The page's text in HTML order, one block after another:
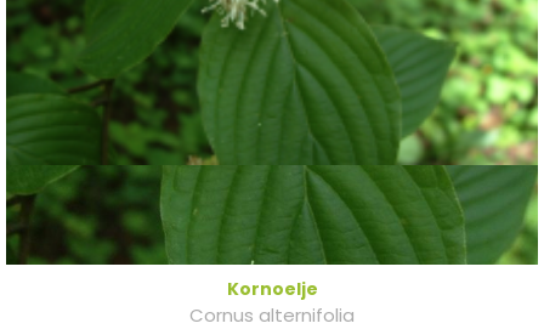
Kornoelje
Cornus alternifolia